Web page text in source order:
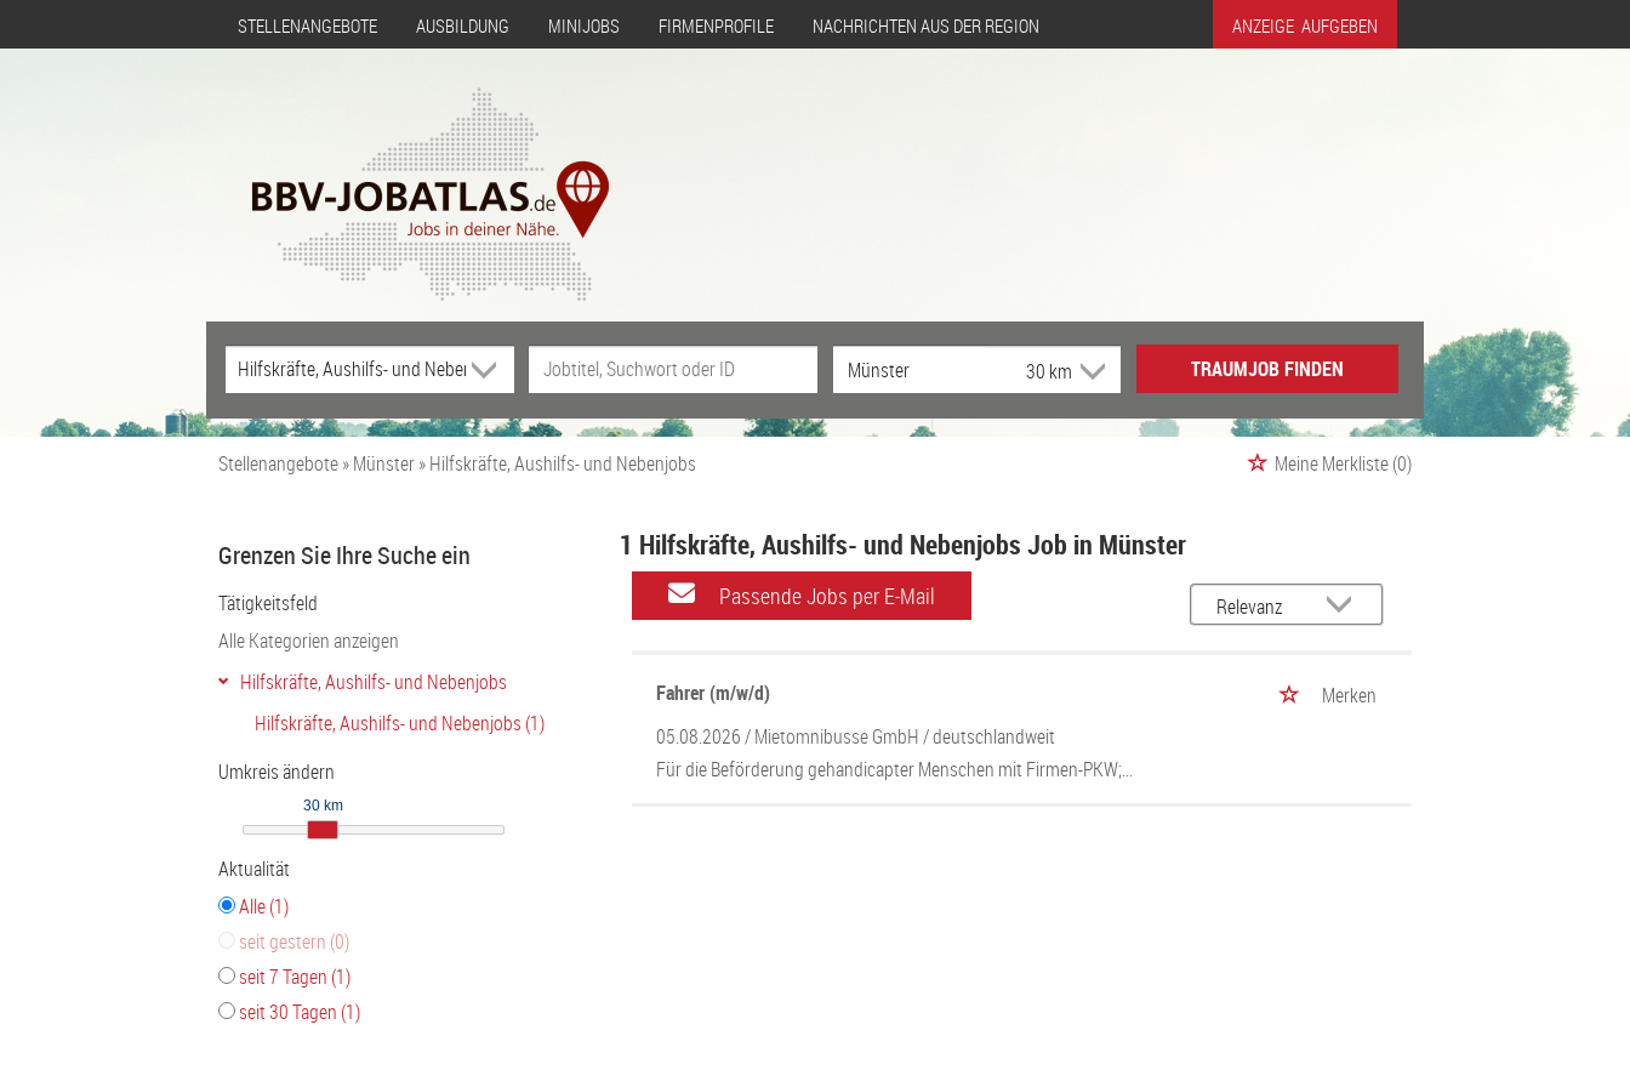
STELLENANGEBOTE AUSBILDUNG MINIJOBS FIRMENPROFILE NACHRICHTEN AUS DER REGION ANZEIGE AUFGEBEN
TRAUMJOB FINDEN
Stellenangebote Münster Hilfskräfte, Aushilfs- und Nebenjobs Meine Merkliste(0)
Grenzen Sie Ihre Suche ein
Tätigkeitsfeld
Alle Kategorien anzeigen
Hilfskräfte, Aushilfs- und Nebenjobs
Hilfskräfte, Aushilfs- und Nebenjobs (1)
Umkreis ändern
30 km
Aktualität
Alle (1)
seit gestern (0)
seit 7 Tagen (1)
seit 30 Tagen (1)
1 Hilfskräfte, Aushilfs- und Nebenjobs Job in Münster
Passende Jobs per E-Mail
Fahrer (m/w/d)
Merken
05.08.2026 /Mietomnibusse GmbH/ deutschlandweit
Für die Beförderung gehandicapter Menschen mit Firmen-PKW;...